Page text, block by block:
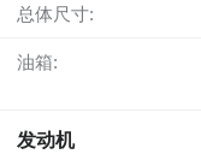
总体尺寸:
油箱:
发动机